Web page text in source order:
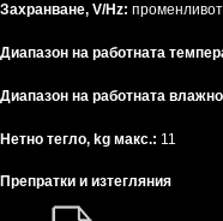
Захранване, V/Hz:
Диапазон на работната
Диапазон на работната
Нетно тегло, kg макс.: 11
Препратки и изтегляния